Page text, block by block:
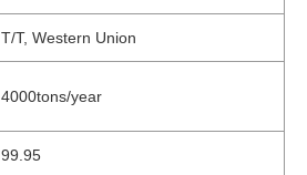
T/T, Western Union
4000tons/year
99.95